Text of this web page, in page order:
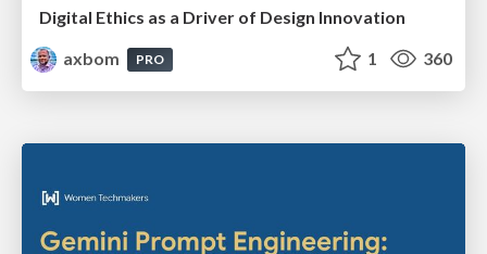
Digital Ethics as a Driver of Design Innovation
axbom
PRO 1 360